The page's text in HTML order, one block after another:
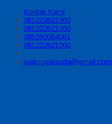
Kontak Kami
081222821060
081222821060
085280084081
081222821060
jualtogawisuda@gmail.com